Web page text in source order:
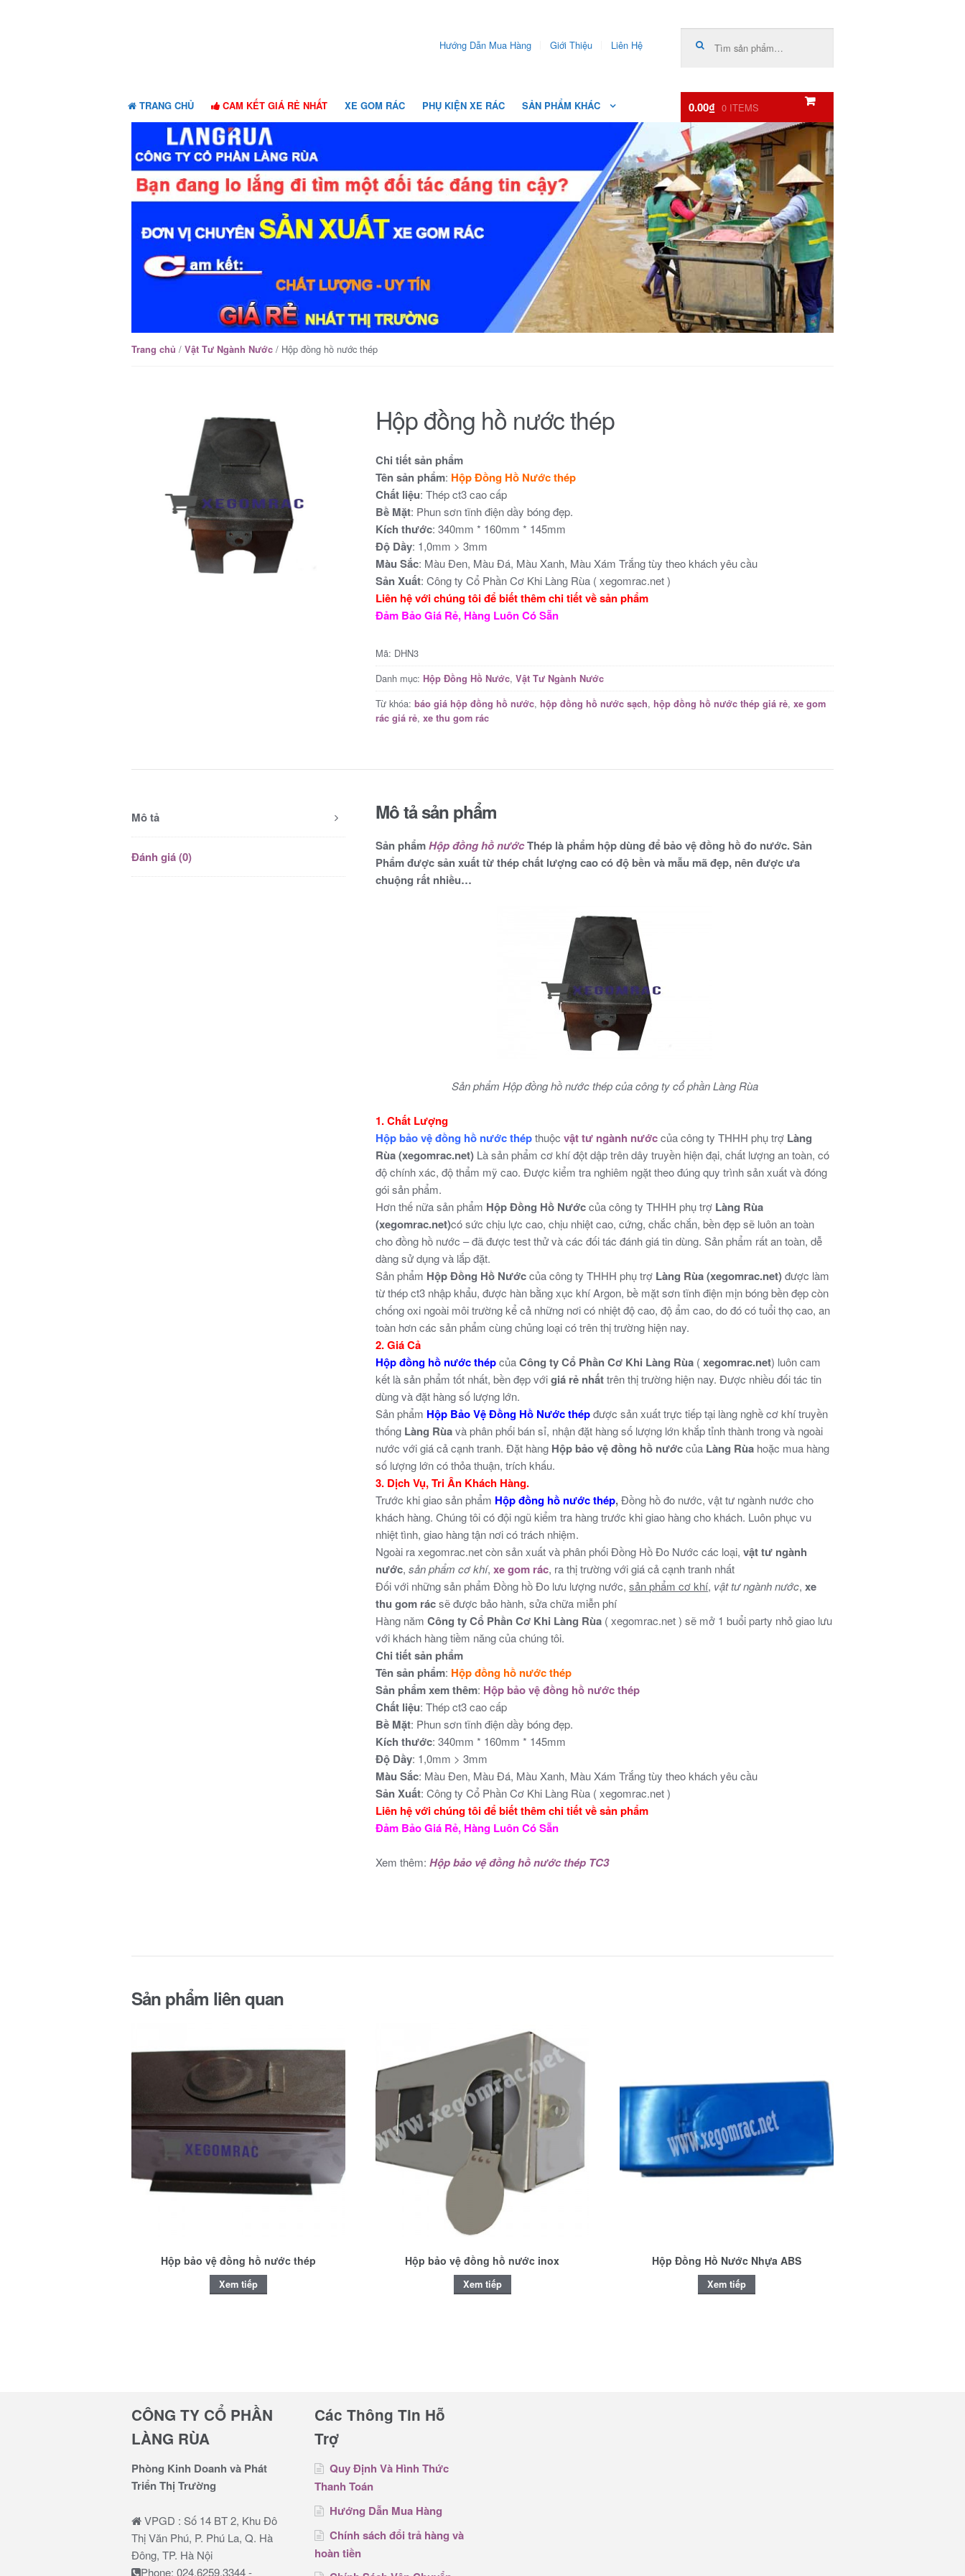
Hướng Dẫn Mua Hàng Giới Thiệu Liên Hệ
kiếm:
TRANG CHỦ CAM KẾT GIÁ RẺ NHẤT XE GOM RÁC PHỤ KIỆN XE RÁC SẢN PHẨM KHÁC 0.00₫ 0 ITEMS
Trang chủ /Vật Tư Ngành Nước / Hộp đồng hồ nước thép
Hộp đồng hồ nước thép
Chi tiết sản phẩm
Tên sản phẩm: Hộp Đồng Hồ Nước thép
Chất liệu: Thép ct3 cao cấp
Bề Mặt: Phun sơn tĩnh điện dầy bóng đẹp.
Kích thước: 340mm * 160mm * 145mm
Độ Dầy: 1,0mm > 3mm
Màu Sắc: Màu Đen, Màu Đá, Màu Xanh, Màu Xám Trắng tùy theo khách yêu cầu
Sản Xuất: Công ty Cổ Phần Cơ Khi Làng Rùa ( xegomrac.net )
Liên hệ với chúng tôi để biết thêm chi tiết về sản phẩm
Đảm Bảo Giá Rẻ, Hàng Luôn Có Sẵn
Mã: DHN3
Danh mục: Hộp Đồng Hồ Nước,Vật Tư Ngành Nước
Từ khóa:báo giá hộp đồng hồ nước, hộp đồng hồ nước sạch, hộp đồng hồ nước thép giá rẻ,xe gom
rác giá rẻ,xe thu gom rác
Mô tả
Đánh giá (0)
Mô tả sản phẩm
Sản phẩmHộp đồng hồ nướcThép là phẩm hộp dùng để bảo vệ đồng hồ đo nước. Sản
Phẩm được sản xuất từ thép chất lượng cao có độ bền và mẫu mã đẹp, nên được ưa
chuộng rất nhiều…
Sản phẩm Hộp đồng hồ nước thép của công ty cổ phần Làng Rùa
1. Chất Lượng
Hộp bảo vệ đồng hồ nước thépthuộc vật tư ngành nước của công ty THHH phụ trợ Làng
Rùa (xegomrac.net) Là sản phẩm cơ khí đột dập trên dây truyền hiện đại, chất lượng an toàn, có
độ chính xác, độ thẩm mỹ cao. Được kiểm tra nghiêm ngặt theo đúng quy trình sản xuất và đóng
gói sản phẩm.
Hơn thế nữa sản phẩm Hộp Đồng Hồ Nướccủa công ty THHH phụ trợ Làng Rùa
(xegomrac.net)có sức chịu lực cao, chịu nhiệt cao, cứng, chắc chắn, bền đẹp sẽ luôn an toàn
cho đồng hồ nước – đã được test thử và các đối tác đánh giá tin dùng. Sản phẩm rất an toàn, dễ
dàng sử dụng và lắp đặt.
Sản phẩm Hộp Đồng Hồ Nướccủa công ty THHH phụ trợ Làng Rùa (xegomrac.net)được làm
từ thép ct3 nhập khẩu, được hàn bằng xục khí Argon, bề mặt sơn tĩnh điện mịn bóng bền đẹp còn
chống oxi ngoài môi trường kể cả những nơi có nhiệt độ cao, độ ẩm cao, do đó có tuổi thọ cao, an
toàn hơn các sản phẩm cùng chủng loại có trên thị trường hiện nay.
2. Giá Cả
Hộp đồng hồ nước thépcủaCông ty Cổ Phần Cơ Khi Làng Rùa (xegomrac.net) luôn cam
kết là sản phẩm tốt nhất, bền đẹp vớigiá rẻ nhấttrên thị trường hiện nay. Được nhiều đối tác tin
dùng và đặt hàng số lượng lớn.
Sản phẩm Hộp Bảo Vệ Đồng Hồ Nước thépđược sản xuất trực tiếp tại làng nghề cơ khí truyền
thống Làng Rùavà phân phối bán sỉ, nhận đặt hàng số lượng lớn khắp tỉnh thành trong và ngoài
nước với giá cả cạnh tranh. Đặt hàng Hộp bảo vệ đồng hồ nướccủa Làng Rùa hoặc mua hàng
số lượng lớn có thỏa thuận, trích khấu.
3. Dịch Vụ, Tri Ân Khách Hàng.
Trước khi giao sản phẩm Hộp đồng hồ nước thép,Đồng hồ đo nước, vật tư ngành nước cho
khách hàng. Chúng tôi có đội ngũ kiểm tra hàng trước khi giao hàng cho khách. Luôn phục vu
nhiệt tình, giao hàng tận nơi có trách nhiệm.
Ngoài ra xegomrac.net còn sản xuất và phân phối Đồng Hồ Đo Nước các loại,vật tư ngành
nước,sản phẩm cơ khí,xe gom rác, ra thị trường với giá cả cạnh tranh nhất
Đối với những sản phẩm Đồng hồ Đo lưu lượng nước,sản phẩm cơ khí, vật tư ngành nước,xe
thu gom rácsẽ được bảo hành, sửa chữa miễn phí
Hàng nămCông ty Cổ Phần Cơ Khi Làng Rùa ( xegomrac.net ) sẽ mở 1 buổi party nhỏ giao lưu
với khách hàng tiềm năng của chúng tôi.
Chi tiết sản phẩm
Tên sản phẩm: Hộp đồng hồ nước thép
Sản phẩm xem thêm: Hộp bảo vệ đồng hồ nước thép
Chất liệu: Thép ct3 cao cấp
Bề Mặt: Phun sơn tĩnh điện dầy bóng đẹp.
Kích thước: 340mm * 160mm * 145mm
Độ Dầy: 1,0mm > 3mm
Màu Sắc: Màu Đen, Màu Đá, Màu Xanh, Màu Xám Trắng tùy theo khách yêu cầu
Sản Xuất: Công ty Cổ Phần Cơ Khi Làng Rùa ( xegomrac.net )
Liên hệ với chúng tôi để biết thêm chi tiết về sản phẩm
Đảm Bảo Giá Rẻ, Hàng Luôn Có Sẵn
Xem thêm:Hộp bảo vệ đồng hồ nước thép TC3
Sản phẩm liên quan
Hộp bảo vệ đồng hồ nước thép
Xem tiếp
Hộp bảo vệ đồng hồ nước inox
Xem tiếp
Hộp Đồng Hồ Nước Nhựa ABS
Xem tiếp
CÔNG TY CỔ PHẦN
LÀNG RÙA
Phòng Kinh Doanh và Phát
Triển Thị Trường
VPGD : Số 14 BT 2, Khu Đô
Thị Văn Phú, P. Phú La, Q. Hà
Đông, TP. Hà Nội
Phone: 024.6259.3344 -
Các Thông Tin Hỗ
Trợ
Quy Định Và Hình Thức
Thanh Toán
Hướng Dẫn Mua Hàng
Chính sách đổi trả hàng và
hoàn tiền